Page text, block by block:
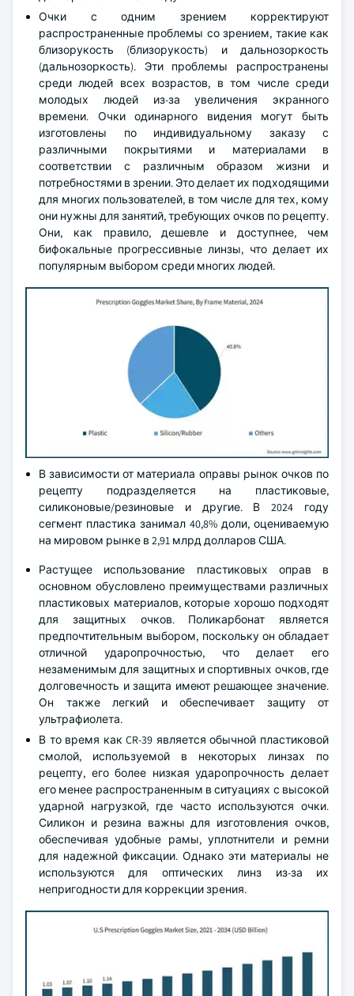
Очки с одним зрением корректируют
распространенные проблемы со зрением, такие как
близорукость (близорукость) и дальнозоркость
(дальнозоркость). Эти проблемы распространены
среди людей всех возрастов, в том числе среди
молодых людей из-за увеличения экранного
времени. Очки одинарного видения могут быть
изготовлены по индивидуальному заказу с
различными покрытиями и материалами в
соответствии с различным образом жизни и
потребностями в зрении. Это делает их подходящими
для многих пользователей, в том числе для тех, кому
они нужны для занятий, требующих очков по рецепту.
Они, как правило, дешевле и доступнее, чем
бифокальные прогрессивные линзы, что делает их
популярным выбором среди многих людей.
В зависимости от материала оправы рынок очков по
рецепту подразделяется на пластиковые,
силиконовые/резиновые и другие. В 2024 году
сегмент пластика занимал 40,8% доли, оцениваемую
на мировом рынке в 2,91 млрд долларов США.
Растущее использование пластиковых оправ в
основном обусловлено преимуществами различных
пластиковых материалов, которые хорошо подходят
для защитных очков. Поликарбонат является
предпочтительным выбором, поскольку он обладает
отличной ударопрочностью, что делает его
незаменимым для защитных и спортивных очков, где
долговечность и защита имеют решающее значение.
Он также легкий и обеспечивает защиту от
ультрафиолета.
В то время как CR-39 является обычной пластиковой
смолой, используемой в некоторых линзах по
рецепту, его более низкая ударопрочность делает
его менее распространенным в ситуациях с высокой
ударной нагрузкой, где часто используются очки.
Силикон и резина важны для изготовления очков,
обеспечивая удобные рамы, уплотнители и ремни
для надежной фиксации. Однако эти материалы не
используются для оптических линз из-за их
непригодности для коррекции зрения.